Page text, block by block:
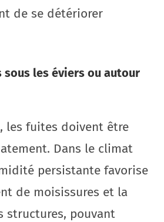
de se détériorer
sous les éviers ou autour
les fuites doivent être
Dans le climat
persistante favorise
de moisissures et la
structures, pouvant